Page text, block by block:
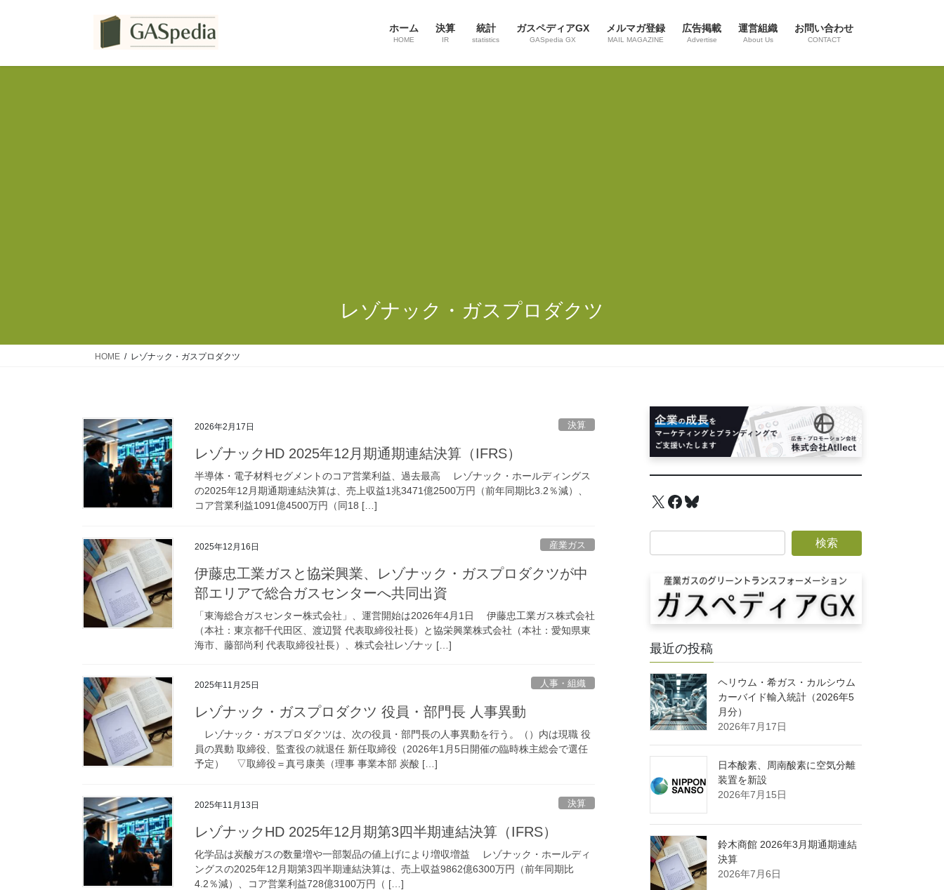
ホーム
HOME
決算
IR
統計
statistics
ガスペディアGX
GASpedia GX
メルマガ登録
MAIL MAGAZINE
広告掲載
Advertise
運営組織
About Us
お問い合わせ
CONTACT
レゾナック・ガスプロダクツ
HOME レゾナック・ガスプロダクツ
2026年2月17日 決算
レゾナックHD 2025年12月期通期連結決算（IFRS）
半導体・電子材料セグメントのコア営業利益、過去最高 レゾナック・ホールディングス
の2025年12月期通期連結決算は、売上収益1兆3471億2500万円（前年同期比3.2％減）、
コア営業利益1091億4500万円（同18 […]
2025年12月16日 産業ガス
伊藤忠工業ガスと協栄興業、レゾナック・ガスプロダクツが中
部エリアで総合ガスセンターへ共同出資
「東海総合ガスセンター株式会社」、運営開始は2026年4月1日 伊藤忠工業ガス株式会社
（本社：東京都千代田区、渡辺賢 代表取締役社長）と協栄興業株式会社（本社：愛知県東
海市、藤部尚利 代表取締役社長）、株式会社レゾナッ […]
2025年11月25日 人事・組織
レゾナック・ガスプロダクツ 役員・部門長 人事異動
レゾナック・ガスプロダクツは、次の役員・部門長の人事異動を行う。（）内は現職 役
員の異動 取締役、監査役の就退任 新任取締役（2026年1月5日開催の臨時株主総会で選任
予定） ▽取締役＝真弓康美（理事 事業本部 炭酸 […]
2025年11月13日 決算
レゾナックHD 2025年12月期第3四半期連結決算（IFRS）
化学品は炭酸ガスの数量増や一部製品の値上げにより増収増益 レゾナック・ホールディ
ングスの2025年12月期第3四半期連結決算は、売上収益9862億6300万円（前年同期比
4.2％減）、コア営業利益728億3100万円（ […]
X Facebook
Bluesky
最近の投稿
ヘリウム・希ガス・カルシウム
カーバイド輸入統計（2026年5
月分）
2026年7月17日
日本酸素、周南酸素に空気分離
装置を新設
2026年7月15日
鈴木商館 2026年3月期通期連結
決算
2026年7月6日